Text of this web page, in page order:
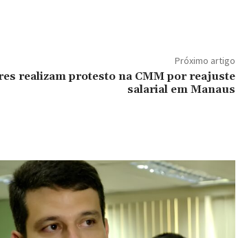
Próximo artigo
realizam protesto na CMM por reajuste
salarial em Manaus